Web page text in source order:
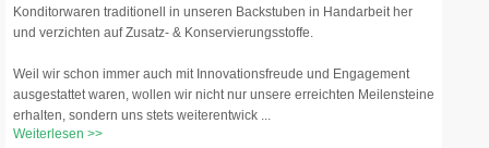
Konditorwaren traditionell in unseren Backstuben in Handarbeit her
und verzichten auf Zusatz- & Konservierungsstoffe.
Weil wir schon immer auch mit Innovationsfreude und Engagement
ausgestattet waren, wollen wir nicht nur unsere erreichten Meilensteine
erhalten, sondern uns stets weiterentwick ...
Weiterlesen >>